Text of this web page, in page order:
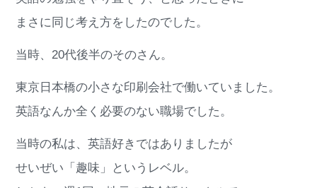
まさに同じ考え方をしたのでした。
当時、20代後半のそのさん。
東京日本橋の小さな印刷会社で働いていました。
英語なんか全く必要のない職場でした。
当時の私は、英語好きではありましたが
せいぜい「趣味」というレベル。